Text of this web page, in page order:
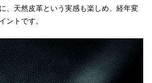
、天然皮革という実感も楽しめ、経年変
ントです。